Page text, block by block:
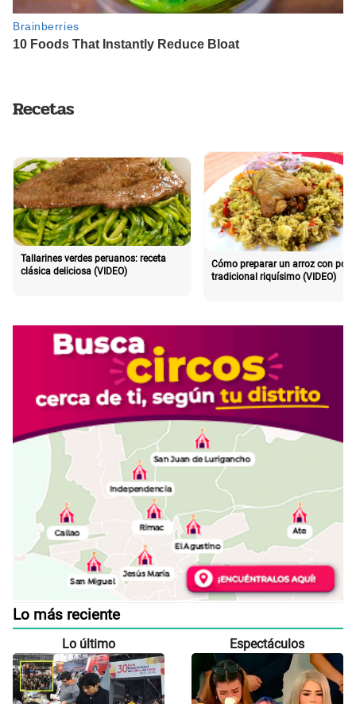
Recetas
Tallarines verdes peruanos: receta
clásica deliciosa (VIDEO)
Cómo preparar un arroz con pollo
tradicional riquísimo (VIDEO)
Lo más reciente
Lo último Espectáculos